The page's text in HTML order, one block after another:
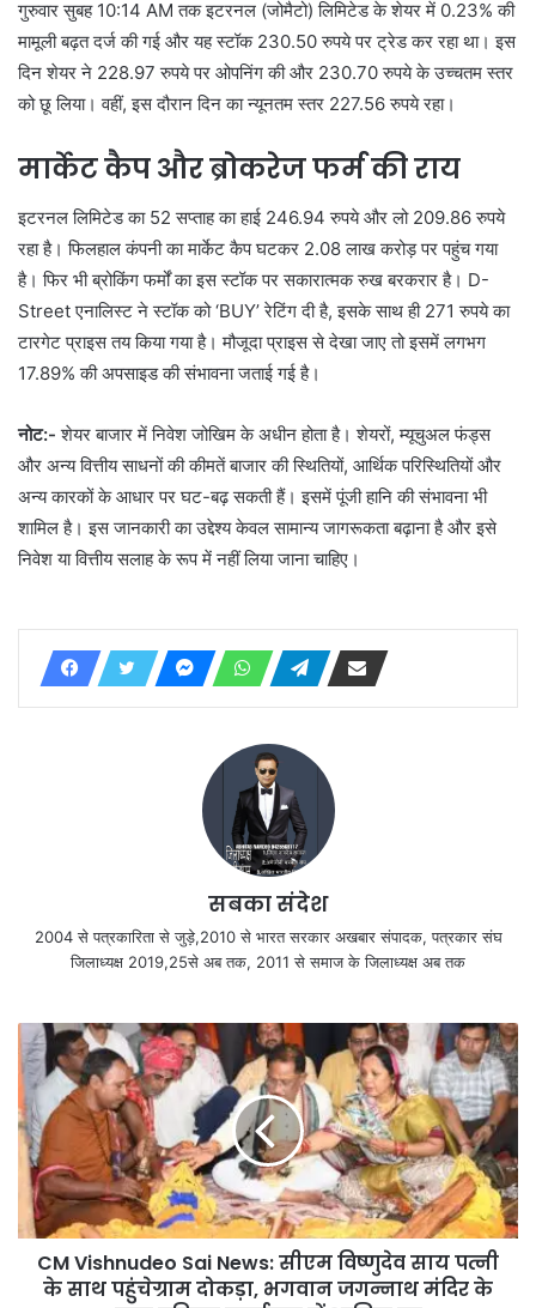
गुरुवार सुबह 10:14 AM तक इटरनल (जोमैटो) लिमिटेड के शेयर में 0.23% की
मामूली बढ़त दर्ज की गई और यह स्टॉक 230.50 रुपये पर ट्रेड कर रहा था। इस
दिन शेयर ने 228.97 रुपये पर ओपनिंग की और 230.70 रुपये के उच्चतम स्तर
को छू लिया। वहीं, इस दौरान दिन का न्यूनतम स्तर 227.56 रुपये रहा।
मार्केट कैप और ब्रोकरेज फर्म की राय
इटरनल लिमिटेड का 52 सप्ताह का हाई 246.94 रुपये और लो 209.86 रुपये
रहा है। फिलहाल कंपनी का मार्केट कैप घटकर 2.08 लाख करोड़ पर पहुंच गया
है। फिर भी ब्रोकिंग फर्मों का इस स्टॉक पर सकारात्मक रुख बरकरार है। D-
Street एनालिस्ट ने स्टॉक को ‘BUY’ रेटिंग दी है, इसके साथ ही 271 रुपये का
टारगेट प्राइस तय किया गया है। मौजूदा प्राइस से देखा जाए तो इसमें लगभग
17.89% की अपसाइड की संभावना जताई गई है।
नोट:- शेयर बाजार में निवेश जोखिम के अधीन होता है। शेयरों, म्यूचुअल फंड्स
और अन्य वित्तीय साधनों की कीमतें बाजार की स्थितियों, आर्थिक परिस्थितियों और
अन्य कारकों के आधार पर घट-बढ़ सकती हैं। इसमें पूंजी हानि की संभावना भी
शामिल है। इस जानकारी का उद्देश्य केवल सामान्य जागरूकता बढ़ाना है और इसे
निवेश या वित्तीय सलाह के रूप में नहीं लिया जाना चाहिए।
सबका संदेश
2004 से पत्रकारिता से जुड़े,2010 से भारत सरकार अखबार संपादक, पत्रकार संघ
जिलाध्यक्ष 2019,25से अब तक, 2011 से समाज के जिलाध्यक्ष अब तक
CM Vishnudeo Sai News: सीएम विष्णुदेव साय पत्नी
के साथ पहुंचेग्राम दोकड़ा, भगवान जगन्नाथ मंदिर के